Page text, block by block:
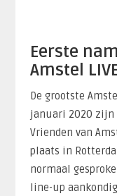
Eerste
Amstel
De grootste
januari 2020 zijn
Vrienden van
plaats in
normaal
line-up